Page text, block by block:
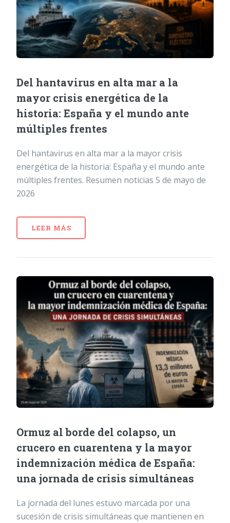
Del hantavirus en alta mar a la
mayor crisis energética de la
historia: España y el mundo ante
múltiples frentes
Del hantavirus en alta mar a la mayor crisis
energética de la historia: España y el mundo ante
múltiples frentes. Resumen noticias 5 de mayo de
2026
LEER MÁS
Ormuz al borde del colapso, un
crucero en cuarentena y la mayor
indemnización médica de España:
una jornada de crisis simultáneas
La jornada del lunes estuvo marcada por una
sucesión de crisis simultáneas que mantienen en